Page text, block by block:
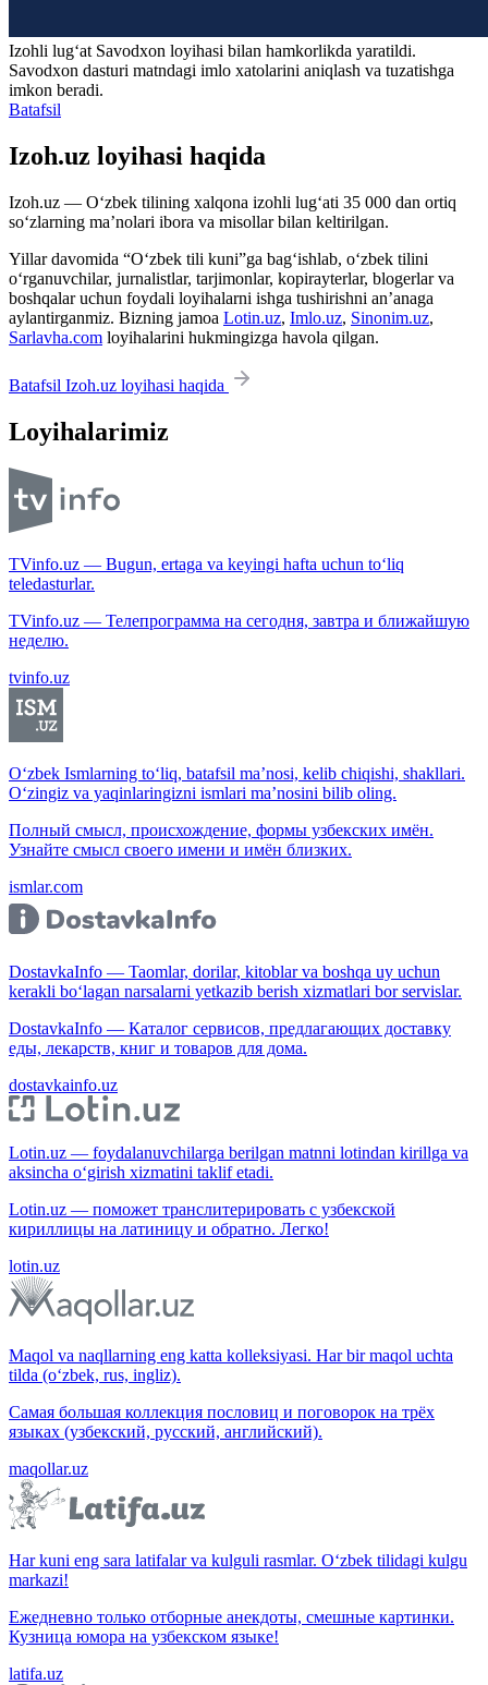
Izohli lugʻat Savodxon loyihasi bilan hamkorlikda yaratildi.
Savodxon dasturi matndagi imlo xatolarini aniqlash va tuzatishga
imkon beradi.
Batafsil
Izoh.uz loyihasi haqida
Izoh.uz — O‘zbek tilining xalqona izohli lug‘ati 35 000 dan ortiq
so‘zlarning ma’nolari ibora va misollar bilan keltirilgan.
Yillar davomida “O‘zbek tili kuni”ga bag‘ishlab, o‘zbek tilini
o‘rganuvchilar, jurnalistlar, tarjimonlar, kopirayterlar, blogerlar va
boshqalar uchun foydali loyihalarni ishga tushirishni an’anaga
aylantirganmiz. Bizning jamoa Lotin.uz, Imlo.uz, Sinonim.uz,
Sarlavha.com loyihalarini hukmingizga havola qilgan.
Batafsil Izoh.uz loyihasi haqida
Loyihalarimiz
TVinfo.uz — Bugun, ertaga va keyingi hafta uchun to‘liq
teledasturlar.
TVinfo.uz — Телепрограмма на сегодня, завтра и ближайшую
неделю.
tvinfo.uz
O‘zbek Ismlarning to‘liq, batafsil ma’nosi, kelib chiqishi, shakllari.
O‘zingiz va yaqinlaringizni ismlari ma’nosini bilib oling.
Полный смысл, происхождение, формы узбекских имён.
Узнайте смысл своего имени и имён близких.
ismlar.com
DostavkaInfo — Taomlar, dorilar, kitoblar va boshqa uy uchun
kerakli bo‘lagan narsalarni yetkazib berish xizmatlari bor servislar.
DostavkaInfo — Каталог сервисов, предлагающих доставку
еды, лекарств, книг и товаров для дома.
dostavkainfo.uz
Lotin.uz — foydalanuvchilarga berilgan matnni lotindan kirillga va
aksincha o‘girish xizmatini taklif etadi.
Lotin.uz — поможет транслитерировать с узбекской
кириллицы на латиницу и обратно. Легко!
lotin.uz
Maqol va naqllarning eng katta kolleksiyasi. Har bir maqol uchta
tilda (o‘zbek, rus, ingliz).
Самая большая коллекция пословиц и поговорок на трёх
языках (узбекский, русский, английский).
maqollar.uz
Har kuni eng sara latifalar va kulguli rasmlar. O‘zbek tilidagi kulgu
markazi!
Ежедневно только отборные анекдоты, смешные картинки.
Кузница юмора на узбекском языке!
latifa.uz